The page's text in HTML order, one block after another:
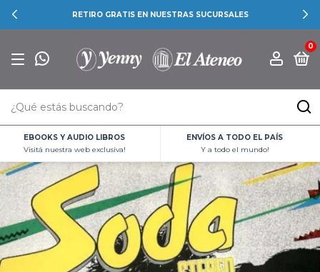
RETIRO GRATIS EN NUESTRAS SUCURSALES
0
EBOOKS Y AUDIO LIBROS
Visitá nuestra web exclusiva!
ENVÍOS A TODO EL PAÍS
Y a todo el mundo!